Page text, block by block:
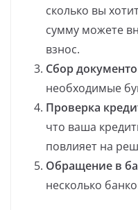
сколько вы
сумму можете
взнос.
Сбор
необходимые
Проверка
что ваша
повлияет на
Обращение в
несколько